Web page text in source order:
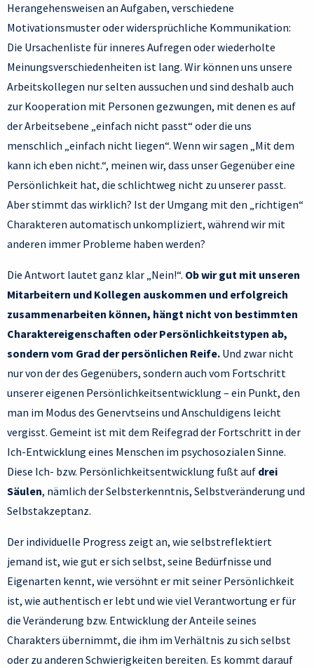
Herangehensweisen an Aufgaben, verschiedene
Motivationsmuster oder widersprüchliche Kommunikation:
Die Ursachenliste für inneres Aufregen oder wiederholte
Meinungsverschiedenheiten ist lang. Wir können uns unsere
Arbeitskollegen nur selten aussuchen und sind deshalb auch
zur Kooperation mit Personen gezwungen, mit denen es auf
der Arbeitsebene „einfach nicht passt“ oder die uns
menschlich „einfach nicht liegen“. Wenn wir sagen „Mit dem
kann ich eben nicht.“, meinen wir, dass unser Gegenüber eine
Persönlichkeit hat, die schlichtweg nicht zu unserer passt.
Aber stimmt das wirklich? Ist der Umgang mit den „richtigen“
Charakteren automatisch unkompliziert, während wir mit
anderen immer Probleme haben werden?
Die Antwort lautet ganz klar „Nein!“. Ob wir gut mit unseren
Mitarbeitern und Kollegen auskommen und erfolgreich
zusammenarbeiten können, hängt nicht von bestimmten
Charaktereigenschaften oder Persönlichkeitstypen ab,
sondern vom Grad der persönlichen Reife. Und zwar nicht
nur von der des Gegenübers, sondern auch vom Fortschritt
unserer eigenen Persönlichkeitsentwicklung – ein Punkt, den
man im Modus des Genervtseins und Anschuldigens leicht
vergisst. Gemeint ist mit dem Reifegrad der Fortschritt in der
Ich-Entwicklung eines Menschen im psychosozialen Sinne.
Diese Ich- bzw. Persönlichkeitsentwicklung fußt auf drei
Säulen, nämlich der Selbsterkenntnis, Selbstveränderung und
Selbstakzeptanz.
Der individuelle Progress zeigt an, wie selbstreflektiert
jemand ist, wie gut er sich selbst, seine Bedürfnisse und
Eigenarten kennt, wie versöhnt er mit seiner Persönlichkeit
ist, wie authentisch er lebt und wie viel Verantwortung er für
die Veränderung bzw. Entwicklung der Anteile seines
Charakters übernimmt, die ihm im Verhältnis zu sich selbst
oder zu anderen Schwierigkeiten bereiten. Es kommt darauf